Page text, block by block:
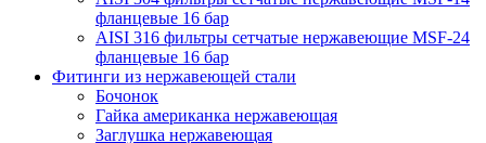
фланцевые 16 бар
AISI 316 фильтры сетчатые нержавеющие MSF-24
фланцевые 16 бар
Фитинги из нержавеющей стали
Бочонок
Гайка американка нержавеющая
Заглушка нержавеющая